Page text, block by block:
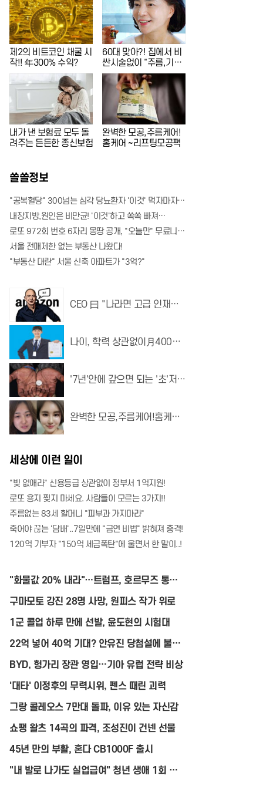
제2의 비트코인 채굴 시
작!! 年300% 수익?
60대 맞아?! 집에서 비
싼시술없이 "주름,기미"
싹~지워준 '이것'!
내가 낸 보험료 모두 돌
려주는 든든한 종신보험
완벽한 모공,주름케어!
홈케어 ~리프팅모공팩
쏠쏠정보
"공복혈당" 300넘는 심각 당뇨환자 '이것' 먹자마자..바로
내장지방,원인은 비만균! '이것'하고 쏙쏙 빠져…
로또 972회 번호 6자리 몽땅 공개, "오늘만" 무료니까 꼭 오늘 확인하세요.
서울 전매제한 없는 부동산 나왔다!
"부동산 대란" 서울 신축 아파트가 "3억?"
CEO 曰 "나라면 고급 인재를
나이, 학력 상관없이月400소
'7년'안에 갚으면 되는 '초'저금
완벽한 모공,주름케어!홈케어
세상에 이런 일이
"빚 없애라" 신용등급 상관없이 정부서 1억지원!
로또 용지 찢지 마세요. 사람들이 모르는 3가지!!
주름없는 83세 할머니 "피부과 가지마라"
죽어야 끊는 '담배'..7일만에 "금연 비법" 밝혀져 충격!
120억 기부자 "150억 세금폭탄"에 울면서 한 말이..!
"화물값 20% 내라"…트럼프, 호르무즈 통항
료 폭탄
구마모토 강진 28명 사망, 원피스 작가 위로
1군 콜업 하루 만에 선발, 윤도현의 시험대
22억 넣어 40억 기대? 안유진 당첨설에 불붙
은 ‘로또 청약’
BYD, 헝가리 장관 영입…기아 유럽 전략 비상
'대타' 이정후의 무력시위, 펜스 때린 괴력
그랑 콜레오스 7만대 돌파, 이유 있는 자신감
쇼팽 왈츠 14곡의 파격, 조성진이 건넨 선물
45년 만의 부활, 혼다 CB1000F 출시
"내 발로 나가도 실업급여" 청년 생애 1회 지